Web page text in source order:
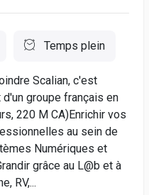
Temps plein
Scalian, c'est
groupe français en
220 M CA)Enrichir vos
au sein de
Numériques et
grâce au L@b et à
RV,...